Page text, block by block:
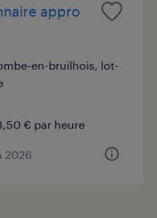
appro
en-bruilhois, lot-
€ par heure
2026